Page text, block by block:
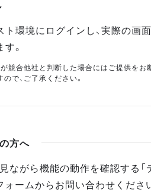
ト環境にログインし、実際の画
。
競合他社と判断した場合にはご提供をお
で、ご了承ください。
方へ
ながら機能の動作を確認する「
ームからお問い合わせくださ